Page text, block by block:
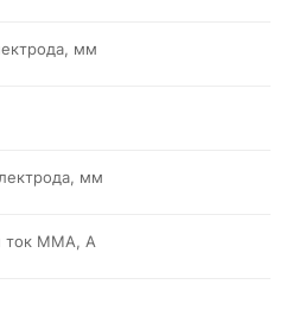
мм
мм
MMA, А